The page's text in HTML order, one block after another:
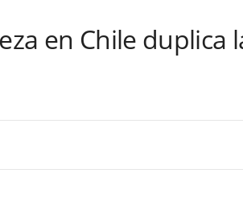
en Chile duplica